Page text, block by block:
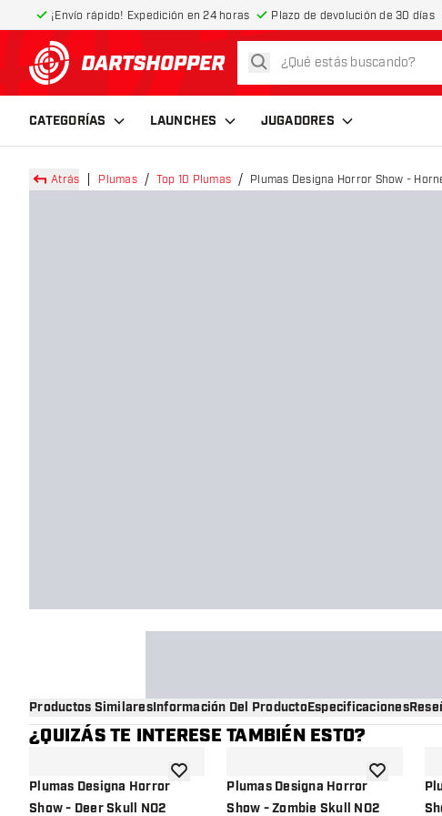
¡Envío rápido! Expedición en 24 horas Plazo de devolución de 30 días
volver a la página de inicio
buscar
CATEGORÍAS LAUNCHES JUGADORES
Atrás Plumas Top 10 Plumas Plumas Designa Horror Show -
Productos SimilaresInformación Del ProductoEspecificaciones
¿QUIZÁS TE INTERESE TAMBIÉN ESTO?
Plumas Designa Horror
Show - Deer Skull NO2
añadir a la lista de deseos
Plumas Designa Horror
Show - Zombie Skull NO2
añadir a la